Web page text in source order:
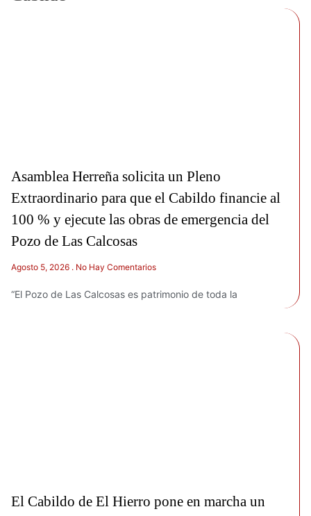
Asamblea Herreña solicita un Pleno
Extraordinario para que el Cabildo financie al
100 % y ejecute las obras de emergencia del
Pozo de Las Calcosas
Agosto 5, 2026 No Hay Comentarios
“El Pozo de Las Calcosas es patrimonio de toda la
El Cabildo de El Hierro pone en marcha un